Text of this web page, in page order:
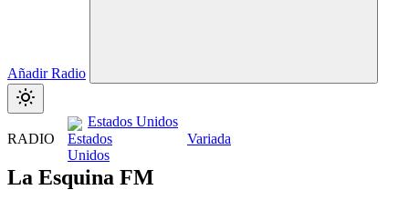
Añadir Radio
RADIO
Estados Unidos
Variada
La Esquina FM